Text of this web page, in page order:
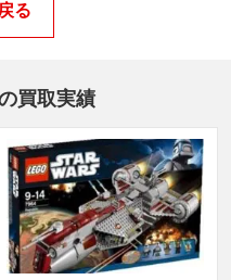
る
買取実績